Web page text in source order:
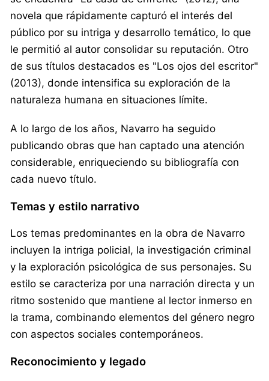
novela que rápidamente capturó el interés del
público por su intriga y desarrollo temático, lo que
le permitió al autor consolidar su reputación. Otro
de sus títulos destacados es "Los ojos del escritor"
(2013), donde intensifica su exploración de la
naturaleza humana en situaciones límite.
A lo largo de los años, Navarro ha seguido
publicando obras que han captado una atención
considerable, enriqueciendo su bibliografía con
cada nuevo título.
Temas y estilo narrativo
Los temas predominantes en la obra de Navarro
incluyen la intriga policial, la investigación criminal
y la exploración psicológica de sus personajes. Su
estilo se caracteriza por una narración directa y un
ritmo sostenido que mantiene al lector inmerso en
la trama, combinando elementos del género negro
con aspectos sociales contemporáneos.
Reconocimiento y legado